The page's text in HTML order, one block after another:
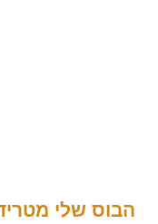
הבוס שלי